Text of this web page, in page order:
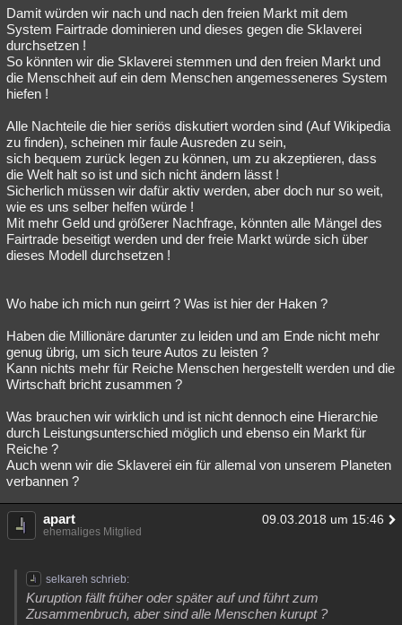
Damit würden wir nach und nach den freien Markt mit dem
System Fairtrade dominieren und dieses gegen die Sklaverei
durchsetzen !
So könnten wir die Sklaverei stemmen und den freien Markt und
die Menschheit auf ein dem Menschen angemesseneres System
hiefen !
Alle Nachteile die hier seriös diskutiert worden sind (Auf Wikipedia
zu finden), scheinen mir faule Ausreden zu sein,
sich bequem zurück legen zu können, um zu akzeptieren, dass
die Welt halt so ist und sich nicht ändern lässt !
Sicherlich müssen wir dafür aktiv werden, aber doch nur so weit,
wie es uns selber helfen würde !
Mit mehr Geld und größerer Nachfrage, könnten alle Mängel des
Fairtrade beseitigt werden und der freie Markt würde sich über
dieses Modell durchsetzen !
Wo habe ich mich nun geirrt ? Was ist hier der Haken ?
Haben die Millionäre darunter zu leiden und am Ende nicht mehr
genug übrig, um sich teure Autos zu leisten ?
Kann nichts mehr für Reiche Menschen hergestellt werden und die
Wirtschaft bricht zusammen ?
Was brauchen wir wirklich und ist nicht dennoch eine Hierarchie
durch Leistungsunterschied möglich und ebenso ein Markt für
Reiche ?
Auch wenn wir die Sklaverei ein für allemal von unserem Planeten
verbannen ?
apart 09.03.2018 um 15:46
ehemaliges Mitglied
selkareh schrieb:
Kuruption fällt früher oder später auf und führt zum
Zusammenbruch, aber sind alle Menschen kurupt ?